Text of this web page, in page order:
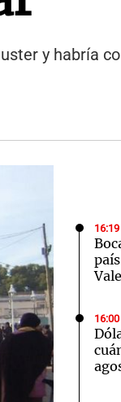
y habría
16:19
16:00